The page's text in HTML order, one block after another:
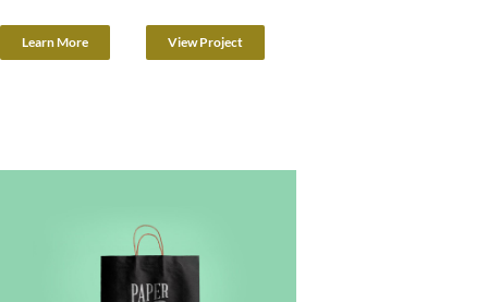
Learn More View Project